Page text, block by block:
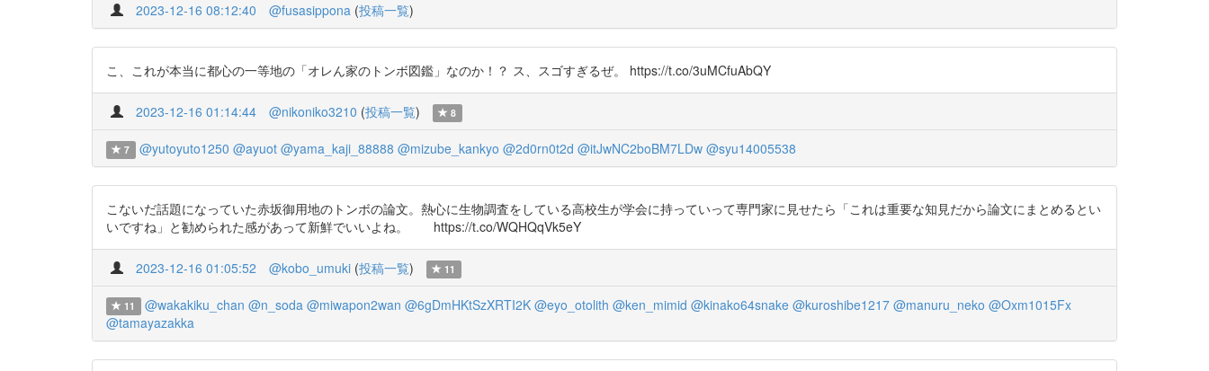
2023-12-16 08:12:40 @fusasippona (投稿一覧)
こ、これが本当に都心の一等地の「オレん家のトンボ図鑑」なのか！？ ス、スゴすぎるぜ。 https://t.co/3uMCfuAbQY
2023-12-16 01:14:44 @nikoniko3210 (投稿一覧) 8
7 @yutoyuto1250 @ayuot @yama_kaji_88888 @mizube_kankyo @2d0rn0t2d @itJwNC2boBM7LDw @syu14005538
こないだ話題になっていた赤坂御用地のトンボの論文。熱心に生物調査をしている高校生が学会に持っていって専門家に見せたら「これは重要な知見だから論文にまとめるとい
いですね」と勧められた感があって新鮮でいいよね。 https://t.co/WQHQqVk5eY
2023-12-16 01:05:52 @kobo_umuki (投稿一覧) 11
11 @wakakiku_chan @n_soda @miwapon2wan @6gDmHKtSzXRTI2K @eyo_otolith @ken_mimid @kinako64snake @kuroshibe1217 @manuru_neko @Oxm1015Fx
@tamayazakka